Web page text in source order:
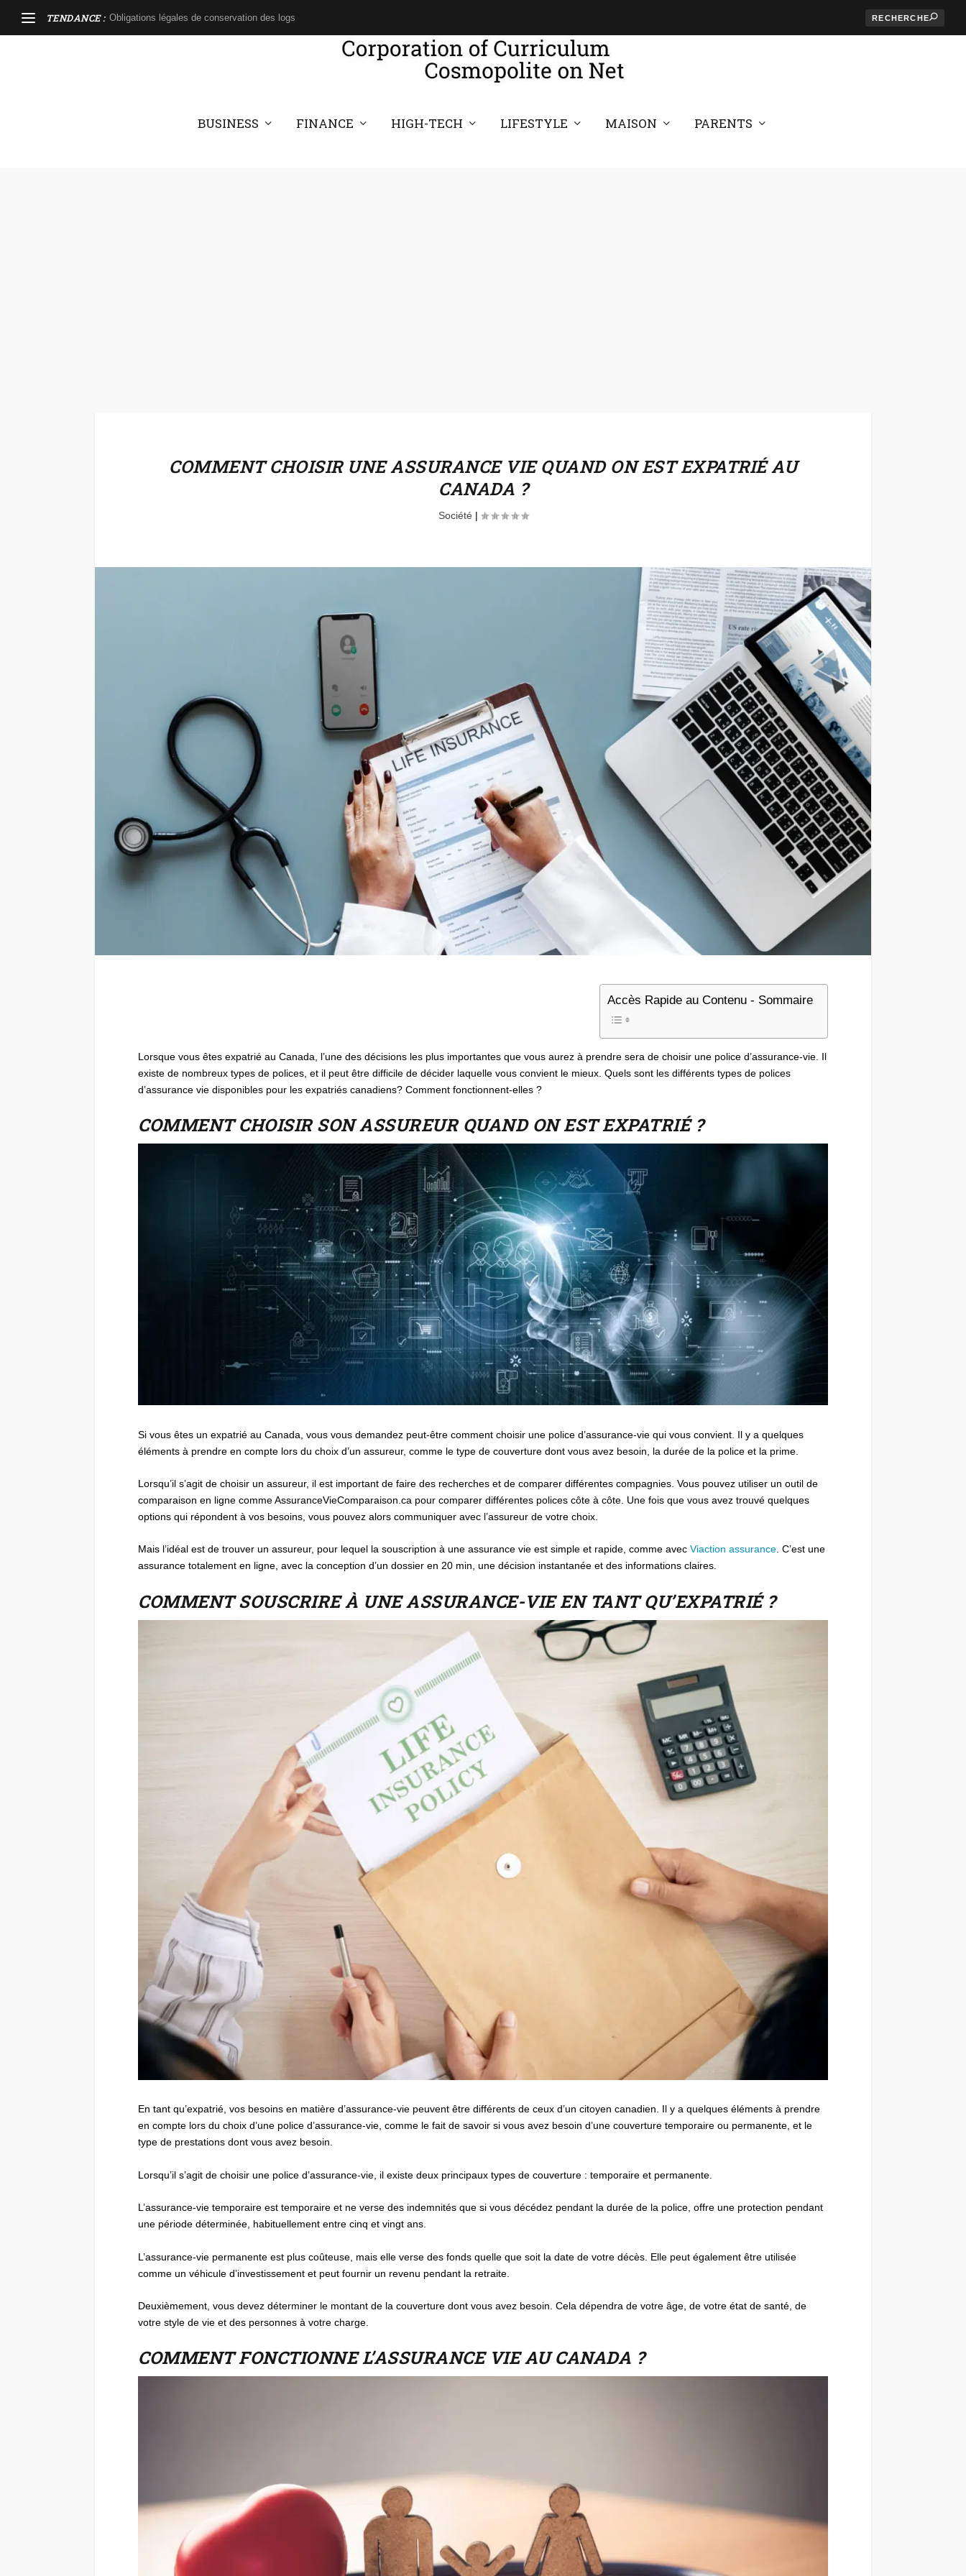
TENDANCE : Obligations légales de conservation des logs
BUSINESS FINANCE HIGH-TECH LIFESTYLE MAISON PARENTS
COMMENT CHOISIR UNE ASSURANCE VIE QUAND ON EST EXPATRIÉ AU
CANADA ?
Société |
Accès Rapide au Contenu - Sommaire
Lorsque vous êtes expatrié au Canada, l’une des décisions les plus importantes que vous aurez à prendre sera de choisir une police d’assurance-vie. Il
existe de nombreux types de polices, et il peut être difficile de décider laquelle vous convient le mieux. Quels sont les différents types de polices
d’assurance vie disponibles pour les expatriés canadiens? Comment fonctionnent-elles ?
COMMENT CHOISIR SON ASSUREUR QUAND ON EST EXPATRIÉ ?
Si vous êtes un expatrié au Canada, vous vous demandez peut-être comment choisir une police d’assurance-vie qui vous convient. Il y a quelques
éléments à prendre en compte lors du choix d’un assureur, comme le type de couverture dont vous avez besoin, la durée de la police et la prime.
Lorsqu’il s’agit de choisir un assureur, il est important de faire des recherches et de comparer différentes compagnies. Vous pouvez utiliser un outil de
comparaison en ligne comme AssuranceVieComparaison.ca pour comparer différentes polices côte à côte. Une fois que vous avez trouvé quelques
options qui répondent à vos besoins, vous pouvez alors communiquer avec l’assureur de votre choix.
Mais l’idéal est de trouver un assureur, pour lequel la souscription à une assurance vie est simple et rapide, comme avec Viaction assurance. C’est une
assurance totalement en ligne, avec la conception d’un dossier en 20 min, une décision instantanée et des informations claires.
COMMENT SOUSCRIRE À UNE ASSURANCE-VIE EN TANT QU’EXPATRIÉ ?
En tant qu’expatrié, vos besoins en matière d’assurance-vie peuvent être différents de ceux d’un citoyen canadien. Il y a quelques éléments à prendre
en compte lors du choix d’une police d’assurance-vie, comme le fait de savoir si vous avez besoin d’une couverture temporaire ou permanente, et le
type de prestations dont vous avez besoin.
Lorsqu’il s’agit de choisir une police d’assurance-vie, il existe deux principaux types de couverture : temporaire et permanente.
L’assurance-vie temporaire est temporaire et ne verse des indemnités que si vous décédez pendant la durée de la police, offre une protection pendant
une période déterminée, habituellement entre cinq et vingt ans.
L’assurance-vie permanente est plus coûteuse, mais elle verse des fonds quelle que soit la date de votre décès. Elle peut également être utilisée
comme un véhicule d’investissement et peut fournir un revenu pendant la retraite.
Deuxièmement, vous devez déterminer le montant de la couverture dont vous avez besoin. Cela dépendra de votre âge, de votre état de santé, de
votre style de vie et des personnes à votre charge.
COMMENT FONCTIONNE L’ASSURANCE VIE AU CANADA ?